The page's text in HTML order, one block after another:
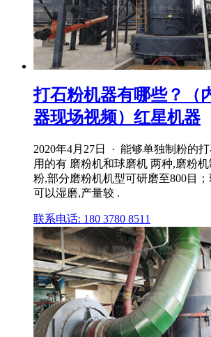
打石粉机器有哪些？（
器现场视频）红星机器
2020年4月27日 · 能够单独制粉的
用的有 磨粉机和球磨机 两种,磨粉
粉,部分磨粉机机型可研磨至800目
可以湿磨,产量较 .
联系电话: 180 3780 8511